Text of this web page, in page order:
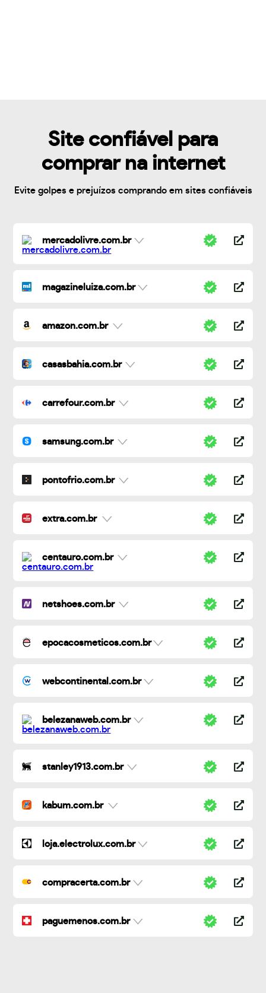
Site confiável para
comprar na internet
Evite golpes e prejuízos comprando em sites confiáveis
mercadolivre.com.br
magazineluiza.com.br
amazon.com.br
casasbahia.com.br
carrefour.com.br
samsung.com.br
pontofrio.com.br
extra.com.br
centauro.com.br
netshoes.com.br
epocacosmeticos.com.br
webcontinental.com.br
belezanaweb.com.br
stanley1913.com.br
kabum.com.br
loja.electrolux.com.br
compracerta.com.br
paguemenos.com.br